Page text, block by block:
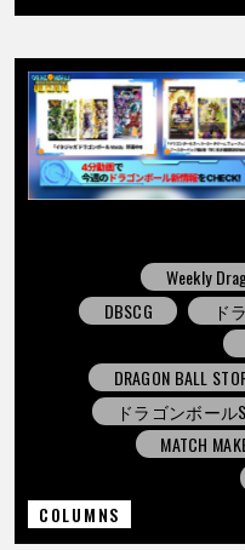
Weekly
DBSCG
ド
DRAGON BALL
ドラゴンボール
MATCH
COLUMNS